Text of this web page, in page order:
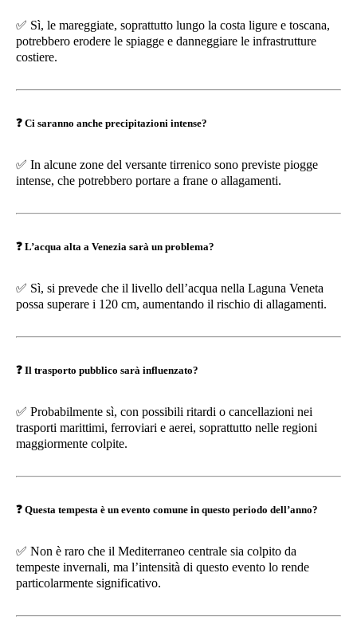
✅ Sì, le mareggiate, soprattutto lungo la costa ligure e toscana,
potrebbero erodere le spiagge e danneggiare le infrastrutture
costiere.
❓ Ci saranno anche precipitazioni intense?
✅ In alcune zone del versante tirrenico sono previste piogge
intense, che potrebbero portare a frane o allagamenti.
❓ L’acqua alta a Venezia sarà un problema?
✅ Sì, si prevede che il livello dell’acqua nella Laguna Veneta
possa superare i 120 cm, aumentando il rischio di allagamenti.
❓ Il trasporto pubblico sarà influenzato?
✅ Probabilmente sì, con possibili ritardi o cancellazioni nei
trasporti marittimi, ferroviari e aerei, soprattutto nelle regioni
maggiormente colpite.
❓ Questa tempesta è un evento comune in questo periodo dell’anno?
✅ Non è raro che il Mediterraneo centrale sia colpito da
tempeste invernali, ma l’intensità di questo evento lo rende
particolarmente significativo.